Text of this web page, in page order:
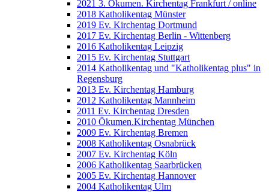
2021 3. Ökumen. Kirchentag Frankfurt / online
2018 Katholikentag Münster
2019 Ev. Kirchentag Dortmund
2017 Ev. Kirchentag Berlin - Wittenberg
2016 Katholikentag Leipzig
2015 Ev. Kirchentag Stuttgart
2014 Katholikentag und "Katholikentag plus" in
Regensburg
2013 Ev. Kirchentag Hamburg
2012 Katholikentag Mannheim
2011 Ev. Kirchentag Dresden
2010 Ökumen.Kirchentag München
2009 Ev. Kirchentag Bremen
2008 Katholikentag Osnabrück
2007 Ev. Kirchentag Köln
2006 Katholikentag Saarbrücken
2005 Ev. Kirchentag Hannover
2004 Katholikentag Ulm